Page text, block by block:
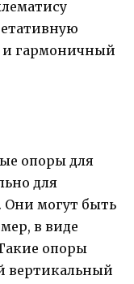
и гармоничный
опоры для
для
Они могут быть
в виде
опоры
вертикальный